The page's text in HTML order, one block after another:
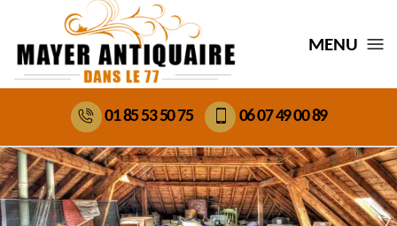
MENU
01 85 53 50 75 06 07 49 00 89